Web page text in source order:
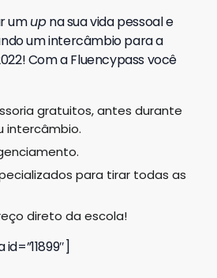
umupna sua vida pessoal e
um intercâmbio para a
Com a Fluencypass você
gratuitos, antes durante
intercâmbio.
para tirar todas as
direto da escola!